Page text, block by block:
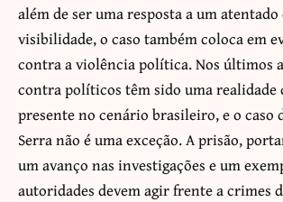
além de ser uma resposta a um
visibilidade, o caso também coloca em
contra a violência política. Nos últimos
contra políticos têm sido uma realidade
presente no cenário brasileiro, e o caso
Serra não é uma exceção. A prisão,
um avanço nas investigações e um
autoridades devem agir frente a crimes